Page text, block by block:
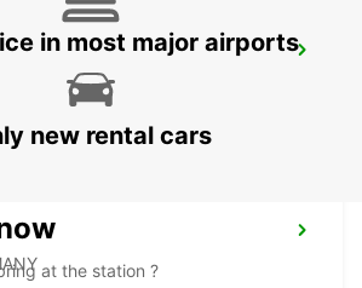
- GERMANY
in most major airports
new rental cars
at the station ?